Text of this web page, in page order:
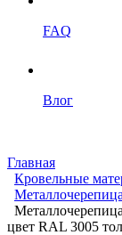
FAQ
Влог
Главная
Кровельные
Металлочерепица
цвет RAL 3005